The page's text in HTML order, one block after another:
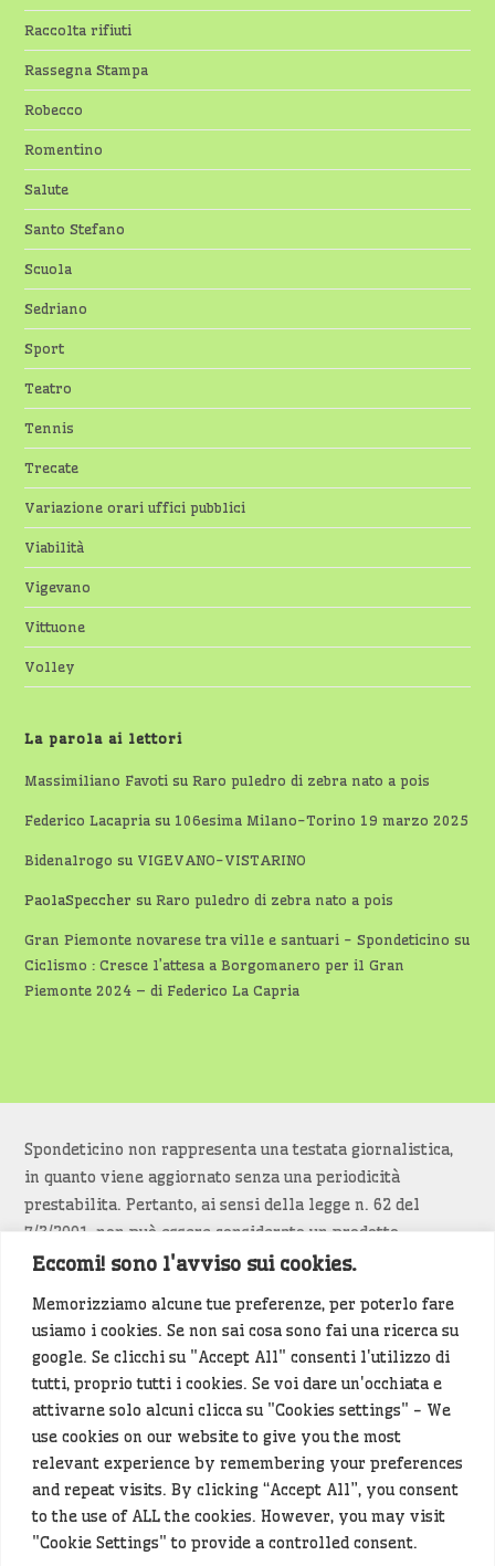
Eccomi! sono l'avviso sui cookies.
Memorizziamo alcune tue preferenze, per poterlo fare
usiamo i cookies. Se non sai cosa sono fai una ricerca su
google. Se clicchi su "Accept All" consenti l'utilizzo di
tutti, proprio tutti i cookies. Se voi dare un'occhiata e
attivarne solo alcuni clicca su "Cookies settings" - We
use cookies on our website to give you the most
relevant experience by remembering your preferences
and repeat visits. By clicking “Accept All”, you consent
to the use of ALL the cookies. However, you may visit
"Cookie Settings" to provide a controlled consent.
Raccolta rifiuti
Rassegna Stampa
Robecco
Romentino
Salute
Santo Stefano
Scuola
Sedriano
Sport
Teatro
Tennis
Trecate
Variazione orari uffici pubblici
Viabilità
Vigevano
Vittuone
Volley
La parola ai lettori
Massimiliano Favoti suRaro puledro di zebra nato a pois
Federico Lacapria su 106esima Milano-Torino 19 marzo 2025
Bidenalrogo su VIGEVANO-VISTARINO
PaolaSpeccher suRaro puledro di zebra nato a pois
Gran Piemonte novarese tra ville e santuari - Spondeticino su
Ciclismo : Cresce l’attesa a Borgomanero per il Gran
Piemonte 2024 – di Federico La Capria
Spondeticino non rappresenta una testata giornalistica,
in quanto viene aggiornato senza una periodicità
prestabilita. Pertanto, ai sensi della legge n. 62 del
7/3/2001, non può essere considerato un prodotto
editoriale.
Siamo attenti a non violare copyright e diritti
d’immagine. Se un contenuto è di tua proprietà e vuoi
richiederne la rimozionediccelo(<- clicca per inviarci un
messaggio).
Alcuni articoli sono generati in bozza rielaborando, con
l'intelligenza artificiale generativa, contenuti
provenienti da fonti istituzionali e altri siti di interesse
locale. Prima della pubblicazioni l'articolo viene
controllato dalla redazione.